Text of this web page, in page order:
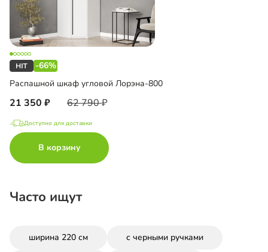
-66%
Распашной шкаф угловой Лорэна-800
21 350 62 790
Доступно для доставки
В корзину
Часто ищут
ширина 220 см с черными ручками